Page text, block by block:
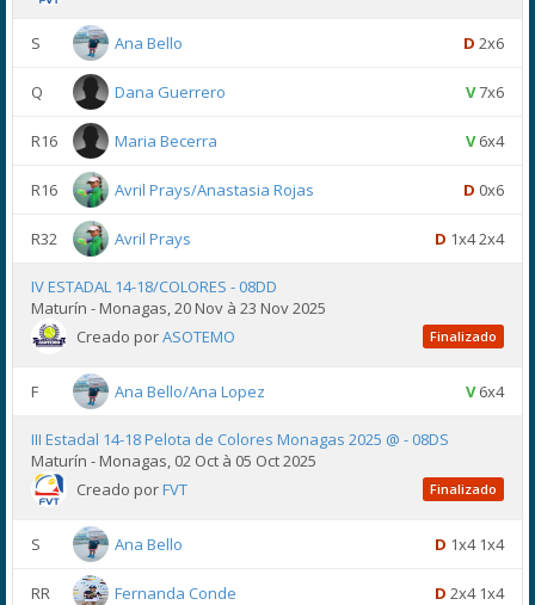
S Ana Bello D 2x6
Q Dana Guerrero V7x6
R16 Maria Becerra V6x4
R16 Avril Prays/Anastasia Rojas D 0x6
R32 Avril Prays D 1x4 2x4
IV ESTADAL 14-18/COLORES - 08DD
Maturín - Monagas, 20 Nov à 23 Nov 2025
Creado porASOTEMO Finalizado
F Ana Bello/Ana Lopez V6x4
III Estadal 14-18 Pelota de Colores Monagas 2025 @ - 08DS
Maturín - Monagas, 02 Oct à 05 Oct 2025
Creado porFVT Finalizado
S Ana Bello D 1x4 1x4
RR Fernanda Conde D 2x4 1x4